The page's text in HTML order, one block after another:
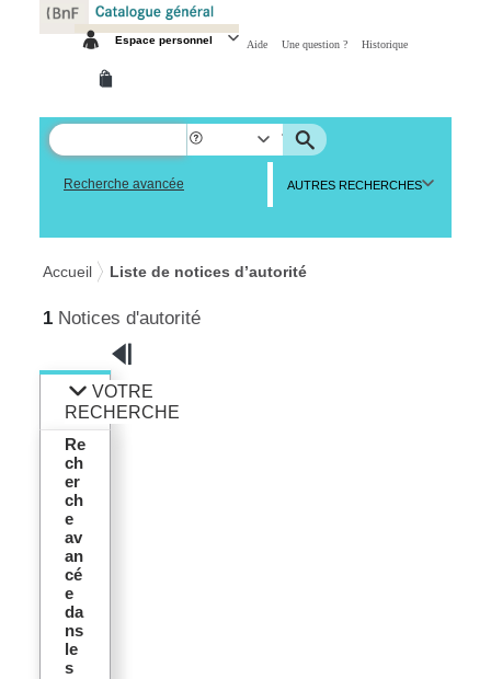
Espace personnel Aide Une question ? Historique
Recherche avancée AUTRES RECHERCHES
Accueil Liste de notices d’autorité
1 Notices d'autorité
VOTRE
RECHERCHE
Re
ch
er
ch
e
av
an
cé
e
da
ns
le
s
Panneau de gestion des cookies